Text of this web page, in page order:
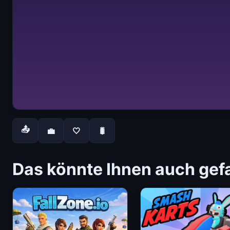
📤 💼 🤍 🐛
Das könnte Ihnen auch